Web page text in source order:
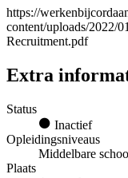
https://
content/uploads/2022/
Recruitment.pdf
Extra
Status
Inactief
Opleidingsniveaus
Middelbare
Plaats